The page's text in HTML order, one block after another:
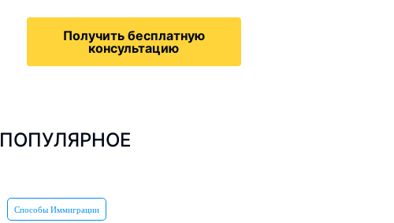
Получить бесплатную
консультацию
ПОПУЛЯРНОЕ
Способы Иммиграции